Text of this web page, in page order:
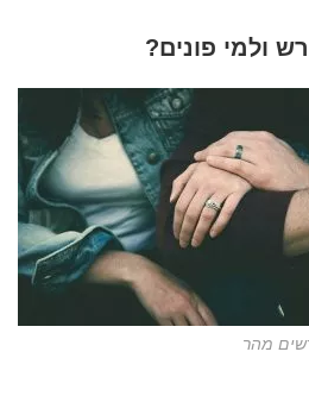
ולמי פונים?
מהר